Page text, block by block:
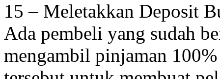
15 – Meletakkan Deposit
Ada pembeli yang sudah
mengambil pinjaman